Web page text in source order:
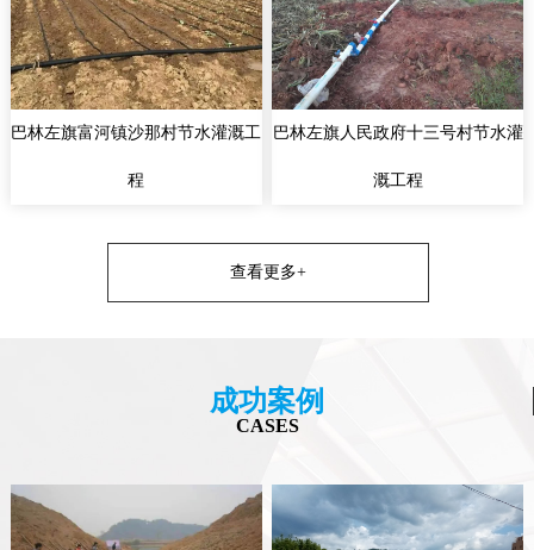
巴林左旗富河镇沙那村节水灌溉工
程
巴林左旗人民政府十三号村节水灌
溉工程
查看更多+
成功案例
CASES